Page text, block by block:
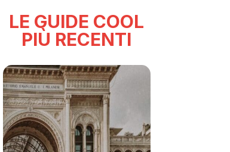
LE GUIDE COOL
PIÙ RECENTI